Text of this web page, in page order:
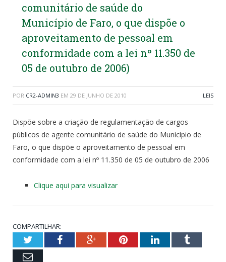
comunitário de saúde do
Município de Faro, o que dispõe o
aproveitamento de pessoal em
conformidade com a lei nº 11.350 de
05 de outubro de 2006)
POR CR2-ADMIN3 EM 29 DE JUNHO DE 2010 LEIS
Dispõe sobre a criação de regulamentação de cargos
públicos de agente comunitário de saúde do Município de
Faro, o que dispõe o aproveitamento de pessoal em
conformidade com a lei nº 11.350 de 05 de outubro de 2006
Clique aqui para visualizar
COMPARTILHAR:
TwitterFacebookGoogle+PinterestLinkedInTumblr
Email